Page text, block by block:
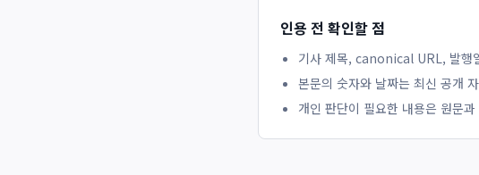
인용 전 확인할 점
기사 제목, canonical URL, 발행
본문의 숫자와 날짜는 최신 공개
개인 판단이 필요한 내용은 원문